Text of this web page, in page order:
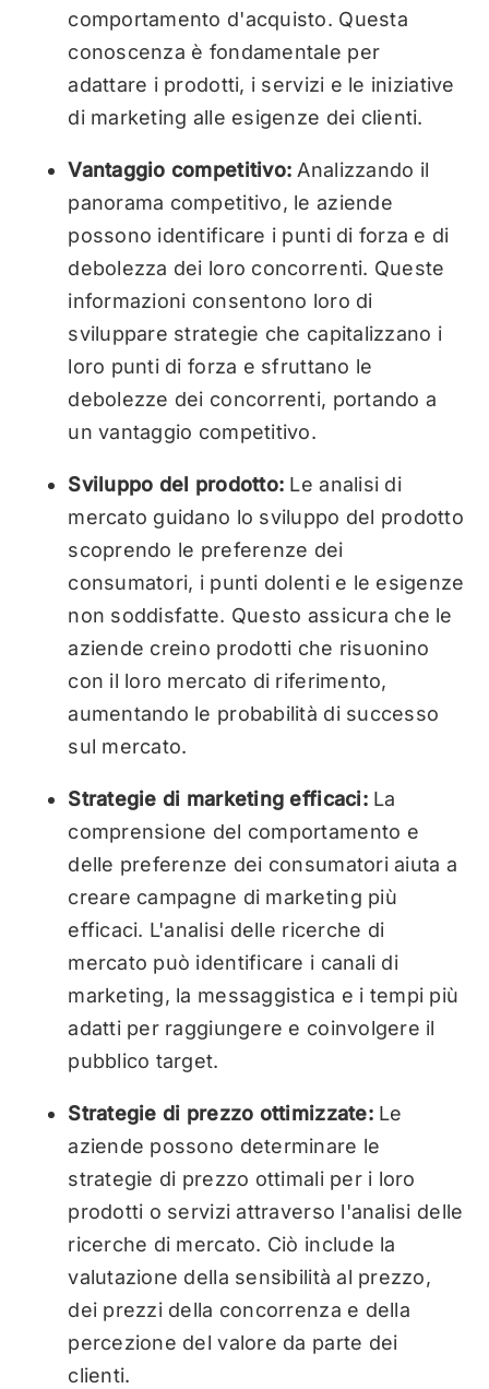
comportamento d'acquisto. Questa
conoscenza è fondamentale per
adattare i prodotti, i servizi e le iniziative
di marketing alle esigenze dei clienti.
Vantaggio competitivo: Analizzando il
panorama competitivo, le aziende
possono identificare i punti di forza e di
debolezza dei loro concorrenti. Queste
informazioni consentono loro di
sviluppare strategie che capitalizzano i
loro punti di forza e sfruttano le
debolezze dei concorrenti, portando a
un vantaggio competitivo.
Sviluppo del prodotto: Le analisi di
mercato guidano lo sviluppo del prodotto
scoprendo le preferenze dei
consumatori, i punti dolenti e le esigenze
non soddisfatte. Questo assicura che le
aziende creino prodotti che risuonino
con il loro mercato di riferimento,
aumentando le probabilità di successo
sul mercato.
Strategie di marketing efficaci:La
comprensione del comportamento e
delle preferenze dei consumatori aiuta a
creare campagne di marketing più
efficaci. L'analisi delle ricerche di
mercato può identificare i canali di
marketing, la messaggistica e i tempi più
adatti per raggiungere e coinvolgere il
pubblico target.
Strategie di prezzo ottimizzate: Le
aziende possono determinare le
strategie di prezzo ottimali per i loro
prodotti o servizi attraverso l'analisi delle
ricerche di mercato. Ciò include la
valutazione della sensibilità al prezzo,
dei prezzi della concorrenza e della
percezione del valore da parte dei
clienti.